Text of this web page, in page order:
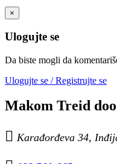
×
Ulogujte se
Da biste mogli da
Ulogujte se / Registrujte se
Makom Treid doo
 Karađorđeva 34,